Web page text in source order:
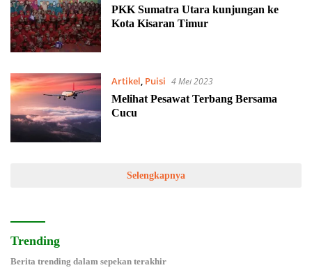
PKK Sumatra Utara kunjungan ke
Kota Kisaran Timur
Artikel, Puisi 4 Mei 2023
Melihat Pesawat Terbang Bersama
Cucu
Selengkapnya
Trending
Berita trending dalam sepekan terakhir